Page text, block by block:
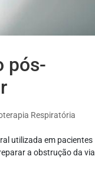
pós-
Respiratória
utilizada em pacientes
a obstrução da via